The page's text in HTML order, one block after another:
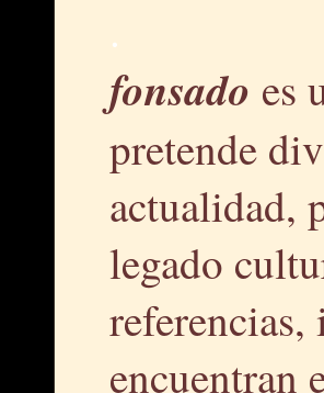
.
fonsado es
pretende
actualidad,
legado
referencias,
encuentran